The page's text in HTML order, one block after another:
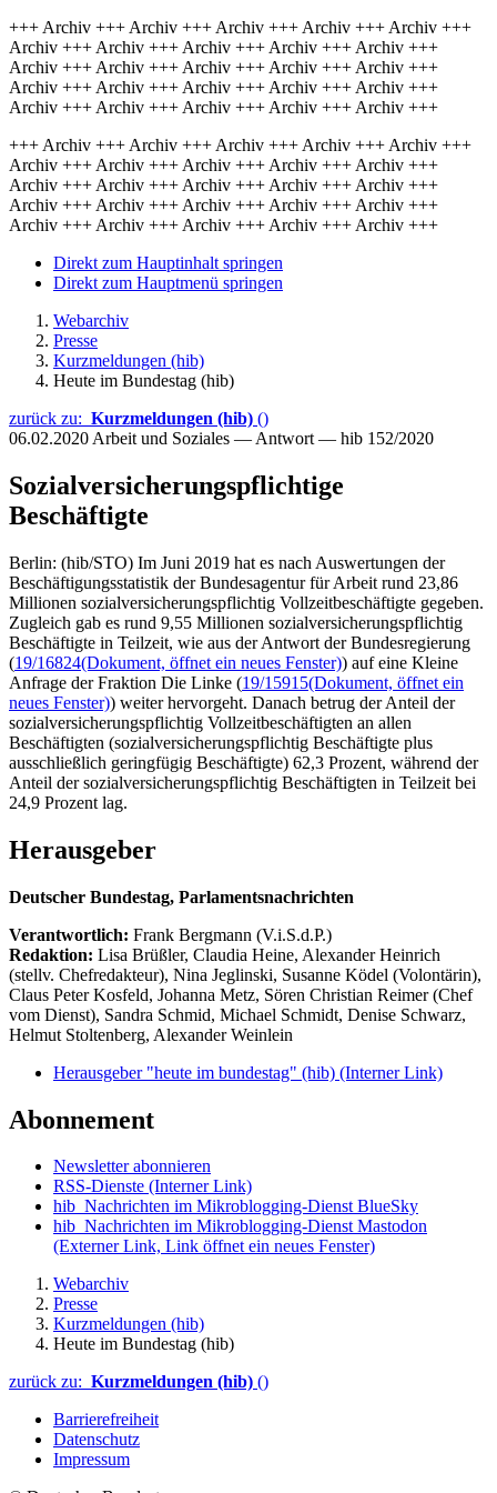
+++ Archiv +++ Archiv +++ Archiv +++ Archiv +++ Archiv +++
Archiv +++ Archiv +++ Archiv +++ Archiv +++ Archiv +++
Archiv +++ Archiv +++ Archiv +++ Archiv +++ Archiv +++
Archiv +++ Archiv +++ Archiv +++ Archiv +++ Archiv +++
Archiv +++ Archiv +++ Archiv +++ Archiv +++ Archiv +++
+++ Archiv +++ Archiv +++ Archiv +++ Archiv +++ Archiv +++
Archiv +++ Archiv +++ Archiv +++ Archiv +++ Archiv +++
Archiv +++ Archiv +++ Archiv +++ Archiv +++ Archiv +++
Archiv +++ Archiv +++ Archiv +++ Archiv +++ Archiv +++
Archiv +++ Archiv +++ Archiv +++ Archiv +++ Archiv +++
Direkt zum Hauptinhalt springen
Direkt zum Hauptmenü springen
Webarchiv
Presse
Kurzmeldungen (hib)
Heute im Bundestag (hib)
zurück zu: Kurzmeldungen (hib) ()
06.02.2020 Arbeit und Soziales — Antwort — hib 152/2020
Sozialversicherungspflichtige
Beschäftigte
Berlin: (hib/STO) Im Juni 2019 hat es nach Auswertungen der
Beschäftigungsstatistik der Bundesagentur für Arbeit rund 23,86
Millionen sozialversicherungspflichtig Vollzeitbeschäftigte gegeben.
Zugleich gab es rund 9,55 Millionen sozialversicherungspflichtig
Beschäftigte in Teilzeit, wie aus der Antwort der Bundesregierung
(19/16824(Dokument, öffnet ein neues Fenster)) auf eine Kleine
Anfrage der Fraktion Die Linke (19/15915(Dokument, öffnet ein
neues Fenster)) weiter hervorgeht. Danach betrug der Anteil der
sozialversicherungspflichtig Vollzeitbeschäftigten an allen
Beschäftigten (sozialversicherungspflichtig Beschäftigte plus
ausschließlich geringfügig Beschäftigte) 62,3 Prozent, während der
Anteil der sozialversicherungspflichtig Beschäftigten in Teilzeit bei
24,9 Prozent lag.
Herausgeber
Deutscher Bundestag, Parlamentsnachrichten
Verantwortlich: Frank Bergmann (V.i.S.d.P.)
Redaktion: Lisa Brüßler, Claudia Heine, Alexander Heinrich
(stellv. Chefredakteur), Nina Jeglinski, Susanne Ködel (Volontärin),
Claus Peter Kosfeld, Johanna Metz, Sören Christian Reimer (Chef
vom Dienst), Sandra Schmid, Michael Schmidt, Denise Schwarz,
Helmut Stoltenberg, Alexander Weinlein
Herausgeber "heute im bundestag" (hib) (Interner Link)
Abonnement
Newsletter abonnieren
RSS-Dienste (Interner Link)
hib_Nachrichten im Mikroblogging-Dienst BlueSky
hib_Nachrichten im Mikroblogging-Dienst Mastodon
(Externer Link, Link öffnet ein neues Fenster)
Webarchiv
Presse
Kurzmeldungen (hib)
Heute im Bundestag (hib)
zurück zu: Kurzmeldungen (hib) ()
Barrierefreiheit
Datenschutz
Impressum